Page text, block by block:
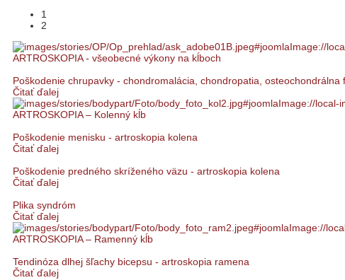
1
2
ARTROSKOPIA - všeobecné výkony na kĺboch
Poškodenie chrupavky - chondromalácia, chondropatia, osteochondrálna
Čitať ďalej
ARTROSKOPIA – Kolenný kĺb
Poškodenie menisku - artroskopia kolena
Čitať ďalej
Poškodenie predného skríženého väzu - artroskopia kolena
Čitať ďalej
Plika syndróm
Čitať ďalej
ARTROSKOPIA – Ramenný kĺb
Tendinóza dlhej šľachy bicepsu - artroskopia ramena
Čitať ďalej